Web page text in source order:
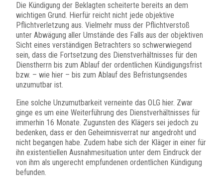
Die Kündigung der Beklagten scheiterte bereits an dem
wichtigen Grund. Hierfür reicht nicht jede objektive
Pflichtverletzung aus. Vielmehr muss der Pflichtverstoß
unter Abwägung aller Umstände des Falls aus der objektiven
Sicht eines verständigen Betrachters so schwerwiegend
sein, dass die Fortsetzung des Dienstverhältnisses für den
Dienstherrn bis zum Ablauf der ordentlichen Kündigungsfrist
bzw. – wie hier – bis zum Ablauf des Befristungsendes
unzumutbar ist.
Eine solche Unzumutbarkeit verneinte das OLG hier. Zwar
ginge es um eine Weiterführung des Dienstverhältnisses für
immerhin 16 Monate. Zugunsten des Klägers sei jedoch zu
bedenken, dass er den Geheimnisverrat nur angedroht und
nicht begangen habe. Zudem habe sich der Kläger in einer für
ihn existentiellen Ausnahmesituation unter dem Eindruck der
von ihm als ungerecht empfundenen ordentlichen Kündigung
befunden.